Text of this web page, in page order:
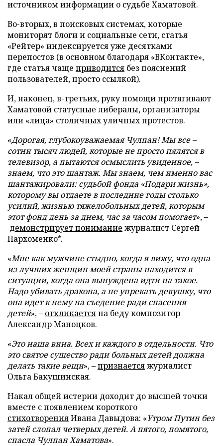
источником информации о судьбе Хаматовой.
Во-вторых, в поисковых системах, которые
мониторят блоги и социальные сети, статья
«Рейтер» индексируется уже десятками
перепостов (в основном благодаря «ВКонтакте»,
где статья чаще приводится без пояснений
пользователей, просто ссылкой).
И, наконец, в-третьих, руку помощи протягивают
Хаматовой статусные либералы, организаторы
или «лица» столичных уличных протестов.
«Дорогая, глубокоуважаемая Чулпан! Мы все –
сотни тысяч людей, которые не просто пялятся в
телевизор, а пытаются осмыслить увиденное, –
знаем, что это шантаж. Мы знаем, чем именно вас
шантажировали: судьбой фонда «Подари жизнь»,
которому вы отдаете в последние годы столько
усилий, жизнью тяжелобольных детей, которым
этот фонд день за днем, час за часом помогает», –
демонстрирует понимание журналист Сергей
Пархоменко*.
«Мне как мужчине стыдно, когда я вижу, что одна
из лучших женщин моей страны находится в
ситуации, когда она вынуждена идти на такое.
Надо убивать дракона, а не упрекать девушку, что
она идет к нему на съедение ради спасения
детей», – откликаетсяна беду композитор
Александр Маноцков.
«Это наша вина. Всех и каждого в отдельности. Что
это святое существо ради больных детей должна
делать такие вещи», –признаетсяжурналист
Ольга Бакушинская.
Накал общей истерии доходит до высшей точки
вместе с появлением короткого
стихотворенияИвана Давыдова: «Утром Путин без
затей слопал четверых детей. А пятого, помятого,
спасла Чулпан Хаматова».